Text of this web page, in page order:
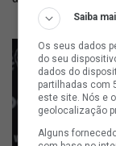
Saiba
Os seus dados
do seu
dados do
partilhadas com
este site. Nós e
geolocalização
Alguns